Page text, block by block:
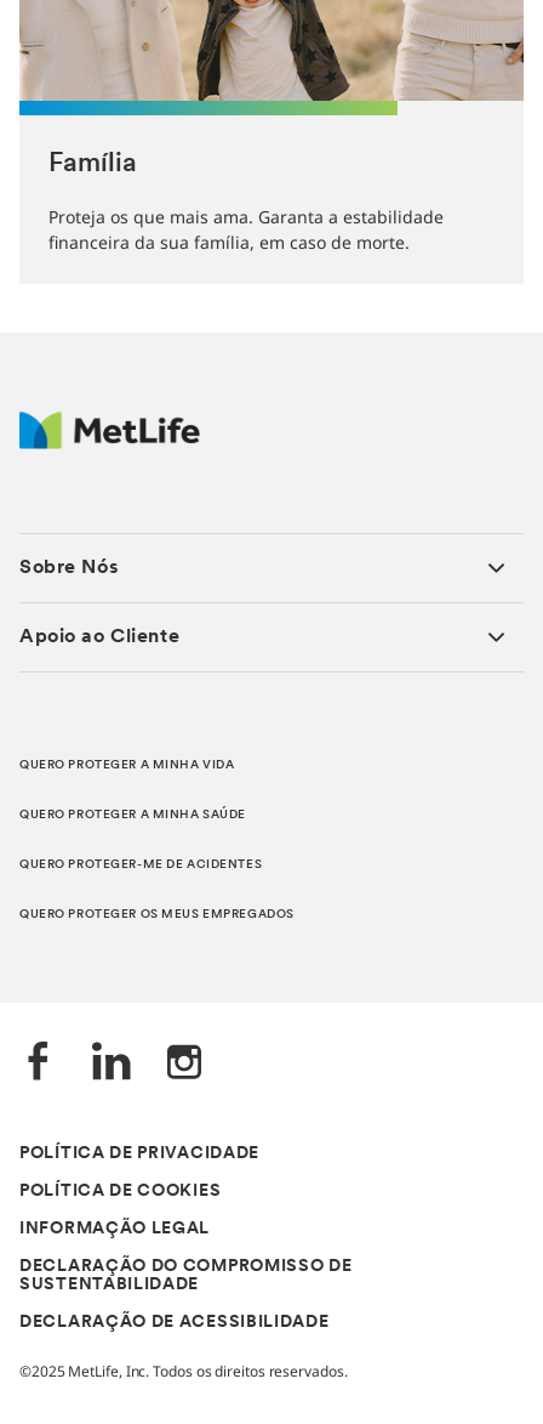
Família
Proteja os que mais ama. Garanta a estabilidade
financeira da sua família, em caso de morte.
Sobre Nós
Apoio ao Cliente
QUERO PROTEGER A MINHA VIDA
QUERO PROTEGER A MINHA SAÚDE
QUERO PROTEGER-ME DE ACIDENTES
QUERO PROTEGER OS MEUS EMPREGADOS
POLÍTICA DE PRIVACIDADE
POLÍTICA DE COOKIES
INFORMAÇÃO LEGAL
DECLARAÇÃO DO COMPROMISSO DE
SUSTENTABILIDADE
DECLARAÇÃO DE ACESSIBILIDADE
©2025 MetLife, Inc. Todos os direitos reservados.